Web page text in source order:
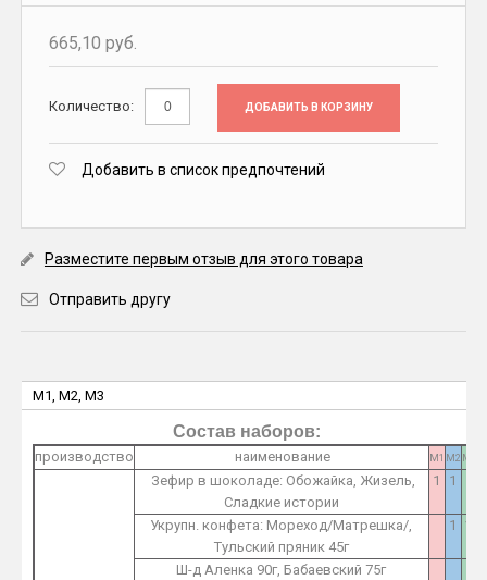
665,10 руб.
Количество: ДОБАВИТЬ В КОРЗИНУ
Добавить в список предпочтений
Разместите первым отзыв для этого товара
Отправить другу
M1, M2, M3
Состав наборов:
производство наименование M1 M2 M3
Зефир в шоколаде: Обожайка, Жизель,
Сладкие истории
1 1
Укрупн. конфета: Мореход/Матрешка/,
Тульский пряник 45г
1 1
Ш-д Аленка 90г, Бабаевский 75г